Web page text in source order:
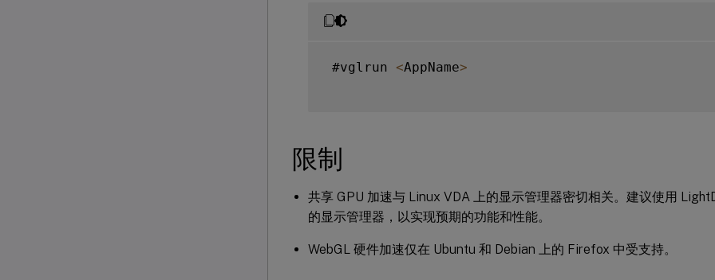
#vglrun <AppName>
限制
共享 GPU 加速与 Linux VDA 上的显示管理器密切相关。建议使用
的显示管理器，以实现预期的功能和性能。
WebGL 硬件加速仅在 Ubuntu 和 Debian 上的 Firefox 中受支持。